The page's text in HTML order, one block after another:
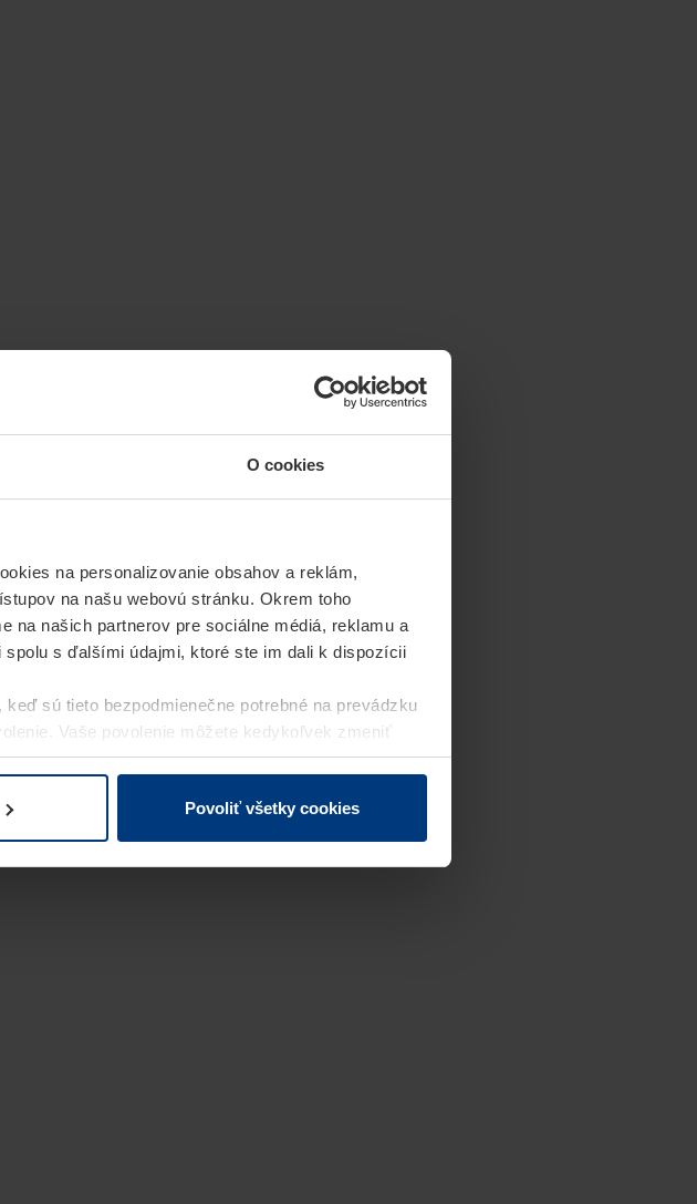
O cookies
na personalizovanie obsahov a reklám,
na našu webovú stránku. Okrem toho
na našich partnerov pre sociálne médiá, reklamu a
s ďalšími údajmi, ktoré ste im dali k dispozícii
sú tieto bezpodmienečne potrebné na prevádzku
Vaše povolenie môžete kedykoľvek zmeniť
osobných údajovnašej webovej stránky.
Povoliť všetky cookies